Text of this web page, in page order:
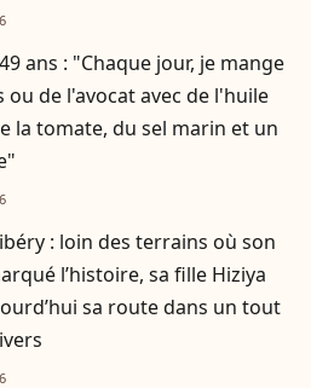
ans : "Chaque jour, je mange
de l'avocat avec de l'huile
la tomate, du sel marin et un
: loin des terrains où son
l’histoire, sa fille Hiziya
sa route dans un tout